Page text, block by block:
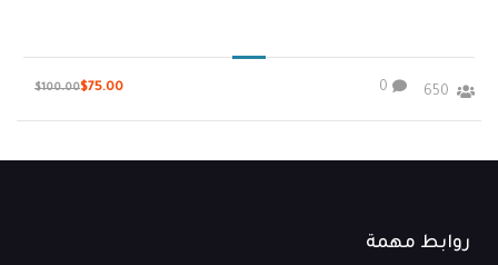
0
$100.00$75.00
روابط مهمة